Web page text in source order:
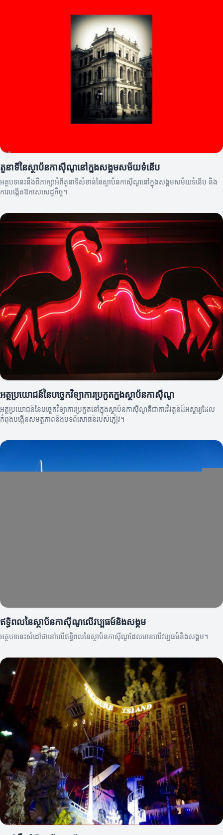
តួនាទីនៃស្ថាប័នកាស៊ីណូនៅក្នុងសង្គមសម័យទំនើប
អត្ថបទនេះនឹងពិភាក្សាអំពីតួនាទីសំខាន់នៃស្ថាប័នកាស៊ីណូនៅក្នុងសង្គមសម័យទំនើប និង
ការបង្កើតឱកាសសេដ្ឋកិច្ច។
អត្ថប្រយោជន៍នៃបច្ចេកវិទ្យាការប្រកួតក្នុងស្ថាប័នកាស៊ីណូ
អត្ថប្រយោជន៍នៃបច្ចេកវិទ្យាការប្រកួតនៅក្នុងស្ថាប័នកាស៊ីណូគឺជាការវិវត្តន៍ដ៏អស្ចារ្យដែល
កំពុងបង្កើនសមត្ថភាពនិងបទពិសោធន៍របស់ភ្ញៀវ។
ឥទ្ធិពលនៃស្ថាប័នកាស៊ីណូលើវប្បធម៍និងសង្គម
អត្ថបទនេះសំដៅថានៅលើឥទ្ធិពលនៃស្ថាប័នកាស៊ីណូដែលមានលើវប្បធម៍និងសង្គម។